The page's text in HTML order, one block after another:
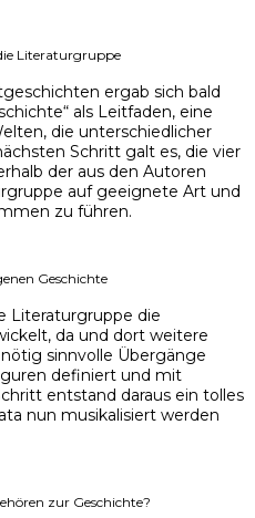
Literaturgruppe
ergab sich bald
als Leitfaden, eine
die unterschiedlicher
Schritt galt es, die vier
der aus den Autoren
auf geeignete Art und
zu führen.
Geschichte
Literaturgruppe die
da und dort weitere
sinnvolle Übergänge
definiert und mit
entstand daraus ein tolles
nun musikalisiert werden
zur Geschichte?